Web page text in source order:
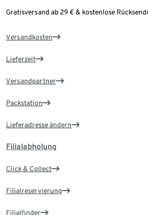
Gratisversand ab 29 € & kostenlose
Versandkosten
Lieferzeit
Versandpartner
Packstation
Lieferadresse ändern
Filialabholung
Click & Collect
Filialreservierung
Filialfinder